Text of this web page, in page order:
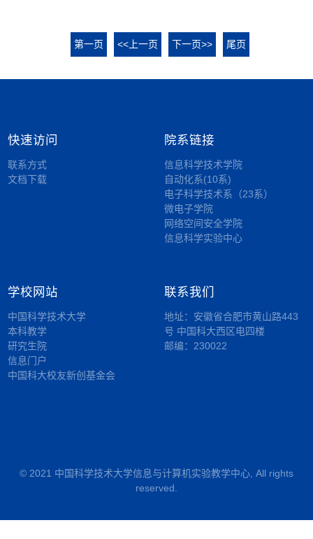
第一页 <<上一页 下一页>> 尾页
快速访问
联系方式
文档下载
院系链接
信息科学技术学院
自动化系(10系)
电子科学技术系（23系）
微电子学院
网络空间安全学院
信息科学实验中心
学校网站
中国科学技术大学
本科教学
研究生院
信息门户
中国科大校友新创基金会
联系我们
地址：安徽省合肥市黄山路443
号 中国科大西区电四楼
邮编：230022
© 2021 中国科学技术大学信息与计算机实验教学中心, All rights
reserved.